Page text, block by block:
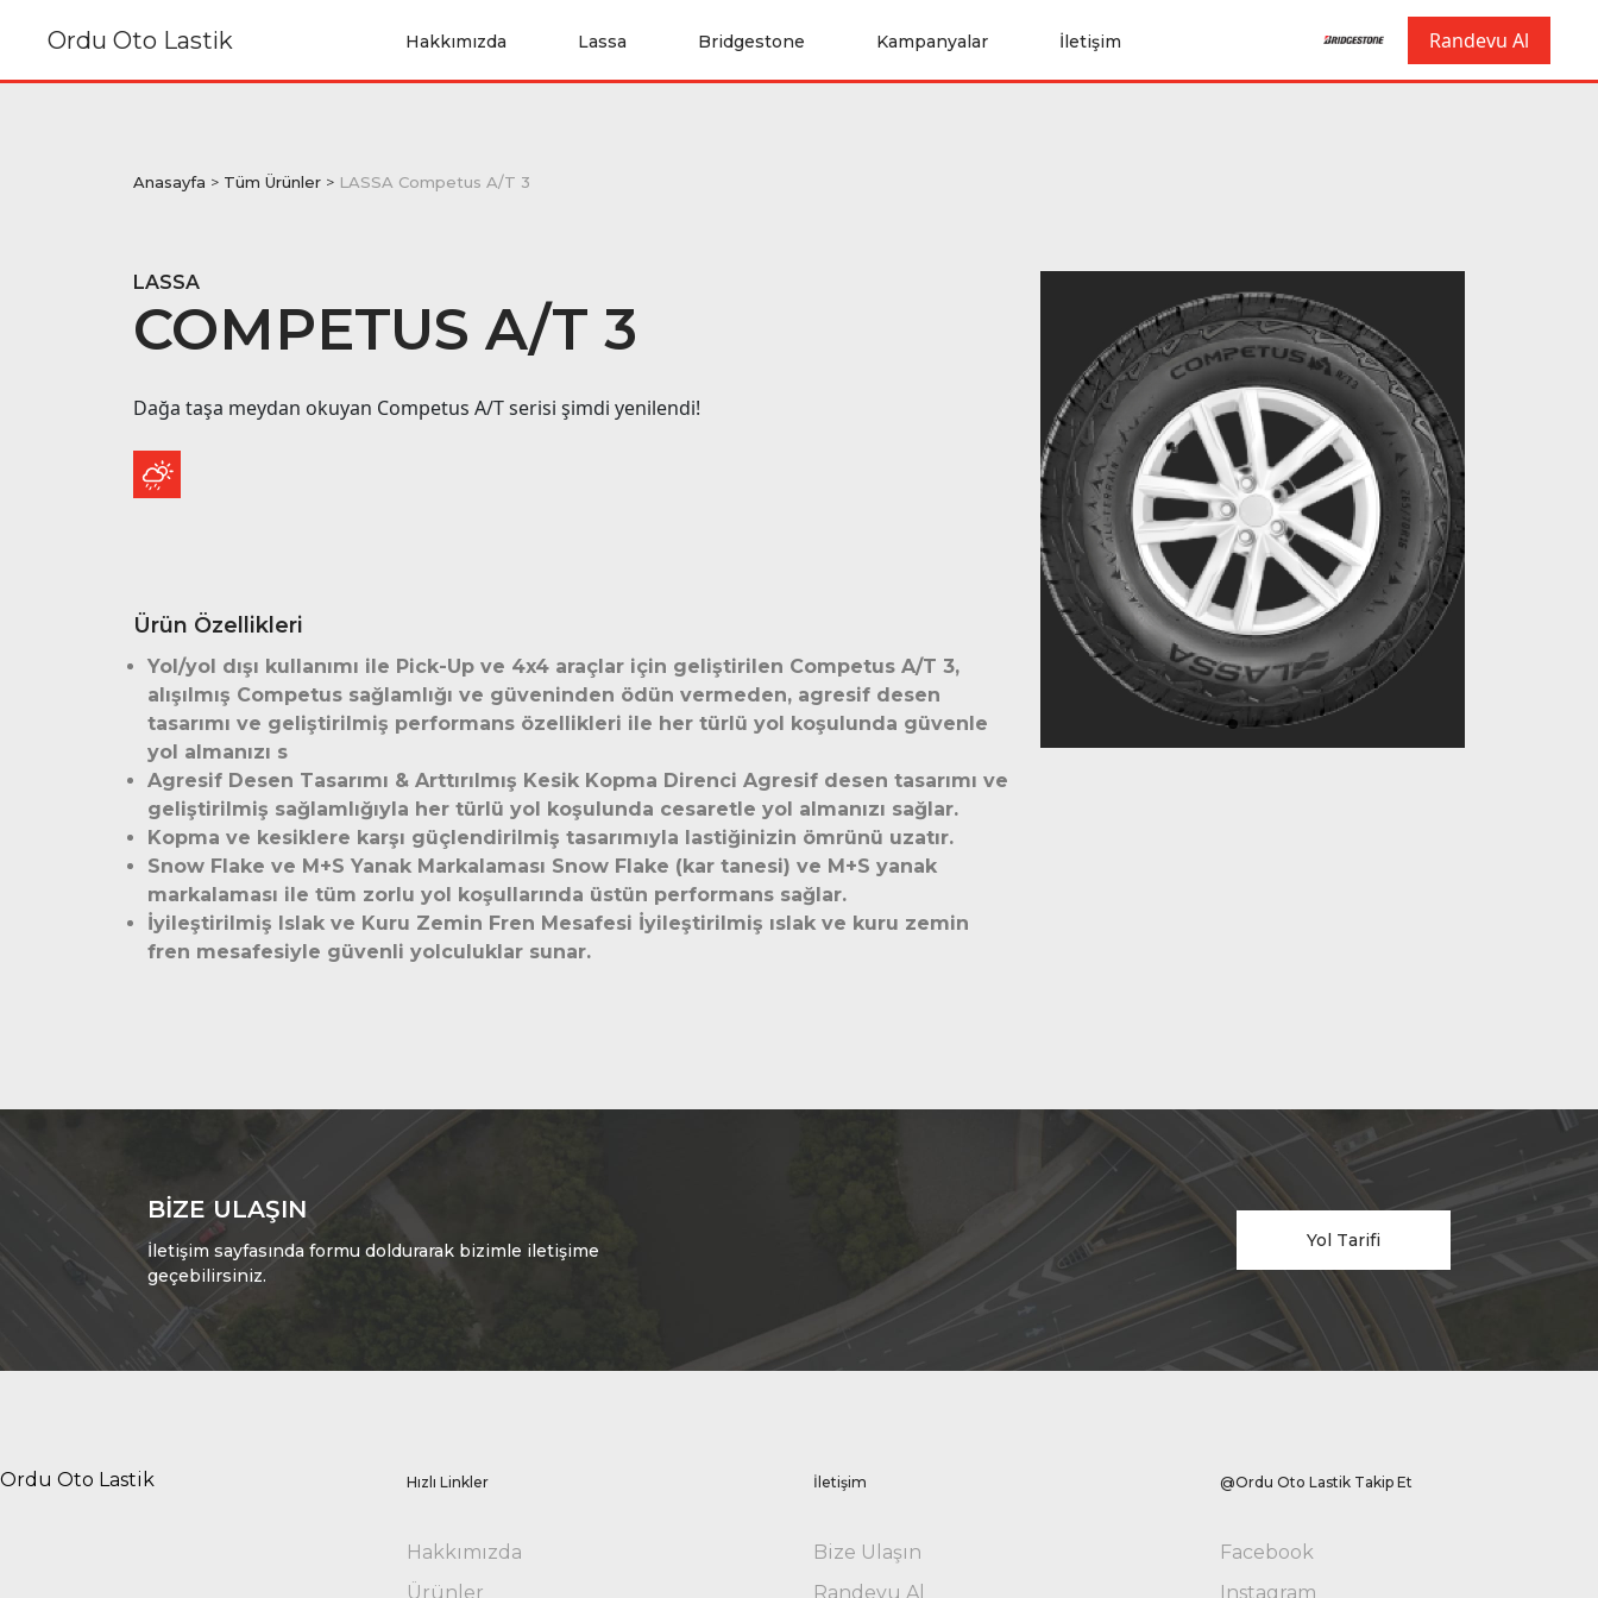
Ordu Oto Lastik Hakkımızda Lassa Bridgestone Kampanyalar İletişim Randevu Al
Anasayfa > Tüm Ürünler > LASSA Competus A/T 3
LASSA
COMPETUS A/T 3
Dağa taşa meydan okuyan Competus A/T serisi şimdi yenilendi!
Ürün Özellikleri
Yol/yol dışı kullanımı ile Pick-Up ve 4x4 araçlar için geliştirilen Competus A/T 3,
alışılmış Competus sağlamlığı ve güveninden ödün vermeden, agresif desen
tasarımı ve geliştirilmiş performans özellikleri ile her türlü yol koşulunda güvenle
yol almanızı s
Agresif Desen Tasarımı & Arttırılmış Kesik Kopma Direnci Agresif desen tasarımı ve
geliştirilmiş sağlamlığıyla her türlü yol koşulunda cesaretle yol almanızı sağlar.
Kopma ve kesiklere karşı güçlendirilmiş tasarımıyla lastiğinizin ömrünü uzatır.
Snow Flake ve M+S Yanak Markalaması Snow Flake (kar tanesi) ve M+S yanak
markalaması ile tüm zorlu yol koşullarında üstün performans sağlar.
İyileştirilmiş Islak ve Kuru Zemin Fren Mesafesi İyileştirilmiş ıslak ve kuru zemin
fren mesafesiyle güvenli yolculuklar sunar.
BIZE ULAŞIN
İletişim sayfasında formu doldurarak bizimle iletişime
geçebilirsiniz.
Yol Tarifi
Ordu Oto Lastik Hızlı Linkler
Hakkımızda
Ürünler
İletişim
Bize Ulaşın
Randevu Al
@Ordu Oto Lastik Takip Et
Facebook
Instagram